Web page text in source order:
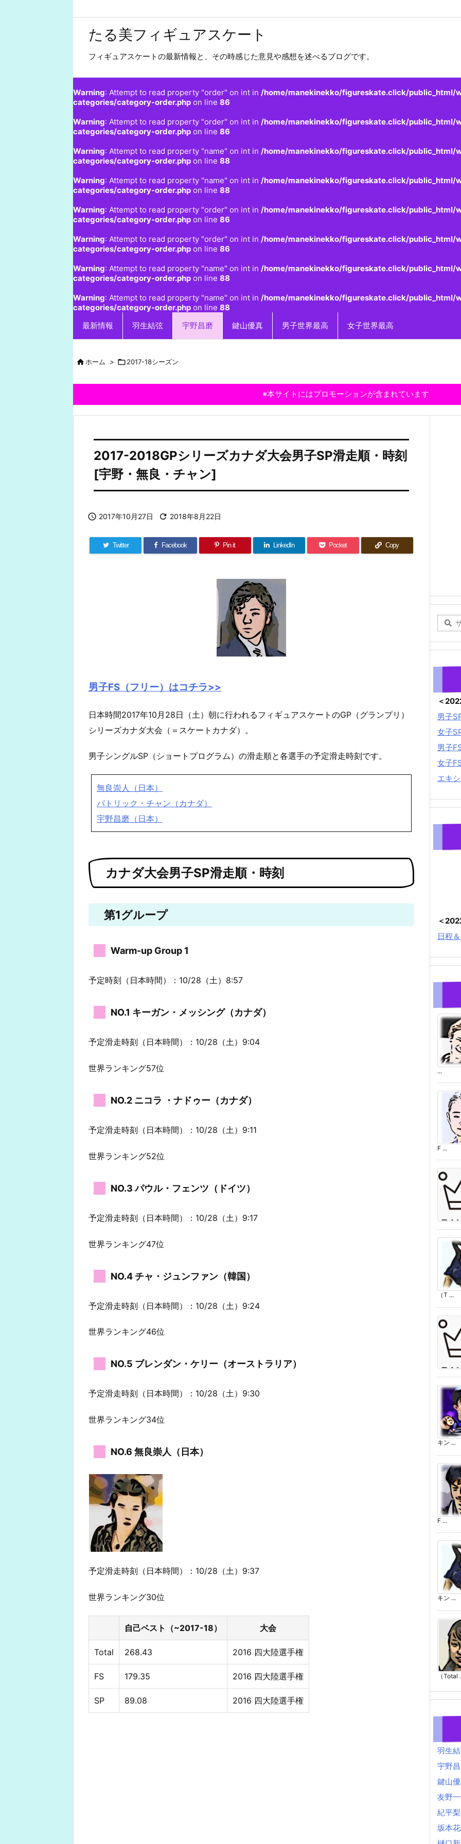
たる美フィギュアスケート
フィギュアスケートの最新情報と、その時感じた意見や感想を述べるブログです。
Warning: Attempt to read property "order" on int in /home/manekinekko/figureskate.click/public_html/
categories/category-order.php on line 86
Warning: Attempt to read property "order" on int in /home/manekinekko/figureskate.click/public_html/
categories/category-order.php on line 86
Warning: Attempt to read property "name" on int in /home/manekinekko/figureskate.click/public_html/
categories/category-order.php on line 88
Warning: Attempt to read property "name" on int in /home/manekinekko/figureskate.click/public_html/
categories/category-order.php on line 88
Warning: Attempt to read property "order" on int in /home/manekinekko/figureskate.click/public_html/
categories/category-order.php on line 86
Warning: Attempt to read property "order" on int in /home/manekinekko/figureskate.click/public_html/
categories/category-order.php on line 86
Warning: Attempt to read property "name" on int in /home/manekinekko/figureskate.click/public_html/
categories/category-order.php on line 88
Warning: Attempt to read property "name" on int in /home/manekinekko/figureskate.click/public_html/
categories/category-order.php on line 88
最新情報
羽生結弦 宇野昌磨 鍵山優真 男子世界最高 女子世界最高
ホーム > 2017-18シーズン
※本サイトにはプロモーションが含まれています
2017-2018GPシリーズカナダ大会男子SP滑走順・時刻
[宇野・無良・チャン]
 2017年10月27日  2018年8月22日
Twitter Facebook Pin it LinkedIn Pocket Copy
男子FS（フリー）はコチラ>>
日本時間2017年10月28日（土）朝に行われるフィギュアスケートのGP（グランプリ）
シリーズカナダ大会（＝スケートカナダ）。
男子シングルSP（ショートプログラム）の滑走順と各選手の予定滑走時刻です。
無良崇人（日本）
パトリック・チャン（カナダ）
宇野昌磨（日本）
カナダ大会男子SP滑走順・時刻
第1グループ
Warm-up Group 1
予定時刻（日本時間）：10/28（土）8:57
NO.1 キーガン・メッシング（カナダ）
予定滑走時刻（日本時間）：10/28（土）9:04
世界ランキング57位
NO.2 ニコラ ・ナドゥー（カナダ）
予定滑走時刻（日本時間）：10/28（土）9:11
世界ランキング52位
NO.3 パウル・フェンツ（ドイツ）
予定滑走時刻（日本時間）：10/28（土）9:17
世界ランキング47位
NO.4 チャ・ジュンファン（韓国）
予定滑走時刻（日本時間）：10/28（土）9:24
世界ランキング46位
NO.5 ブレンダン・ケリー（オーストラリア）
予定滑走時刻（日本時間）：10/28（土）9:30
世界ランキング34位
NO.6 無良崇人（日本）
予定滑走時刻（日本時間）：10/28（土）9:37
世界ランキング30位
自己ベスト（~2017-18） 大会
Total 268.43 2016 四大陸選手権
FS 179.35 2016 四大陸選手権
SP 89.08 2016 四大陸選手権
＜
男子
女子
男子
女子
エキ
＜
日程
...
F ...
（T ...
キン ...
F ...
キン ...
（Total
羽生
宇野
鍵山
友野
紀平
坂本